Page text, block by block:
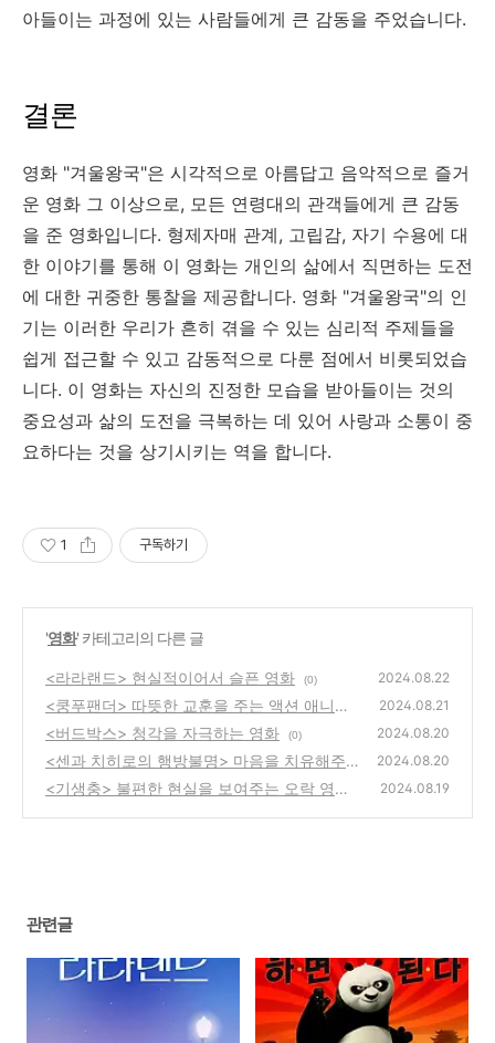
아들이는 과정에 있는 사람들에게 큰 감동을 주었습니다.
결론
영화 "겨울왕국"은 시각적으로 아름답고 음악적으로 즐거
운 영화 그 이상으로, 모든 연령대의 관객들에게 큰 감동
을 준 영화입니다. 형제자매 관계, 고립감, 자기 수용에 대
한 이야기를 통해 이 영화는 개인의 삶에서 직면하는 도전
에 대한 귀중한 통찰을 제공합니다. 영화 "겨울왕국"의 인
기는 이러한 우리가 흔히 겪을 수 있는 심리적 주제들을
쉽게 접근할 수 있고 감동적으로 다룬 점에서 비롯되었습
니다. 이 영화는 자신의 진정한 모습을 받아들이는 것의
중요성과 삶의 도전을 극복하는 데 있어 사랑과 소통이 중
요하다는 것을 상기시키는 역을 합니다.
1 구독하기
'영화' 카테고리의 다른 글
<라라랜드> 현실적이어서 슬픈 영화 (0) 2024.08.22
<쿵푸팬더> 따뜻한 교훈을 주는 액션 애니메
이션
(0)
2024.08.21
<버드박스> 청각을 자극하는 영화 (0) 2024.08.20
<센과 치히로의 행방불명> 마음을 치유해주는
판타지 영화
(0)
2024.08.20
<기생충> 불편한 현실을 보여주는 오락 영화 2024.08.19
관련글